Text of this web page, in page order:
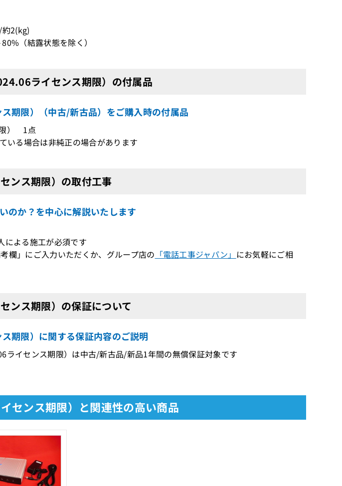
2(kg)
（結露状態を除く）
ライセンス期限）の付属品
期限）（中古/新古品）をご購入時の付属品
限） 1点
る場合は非純正の場合があります
ンス期限）の取付工事
のか？を中心に解説いたします
よる施工が必須です
欄」にご入力いただくか、グループ店の 「電話工事ジャパン」 にお気軽にご相
ンス期限）の保証について
期限）に関する保証内容のご説明
イセンス期限）は中古/新古品/新品1年間の無償保証対象です
センス期限）と関連性の高い商品